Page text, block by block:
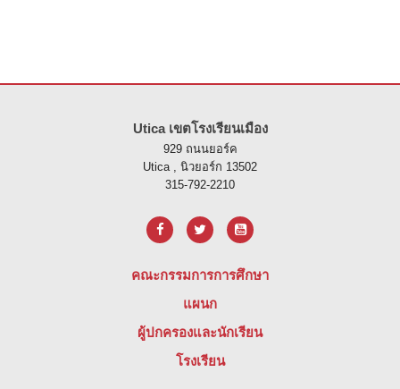
Utica เขตโรงเรียนเมือง
929 ถนนยอร์ค
Utica , นิวยอร์ก 13502
315-792-2210
คณะกรรมการการศึกษา
แผนก
ผู้ปกครองและนักเรียน
โรงเรียน